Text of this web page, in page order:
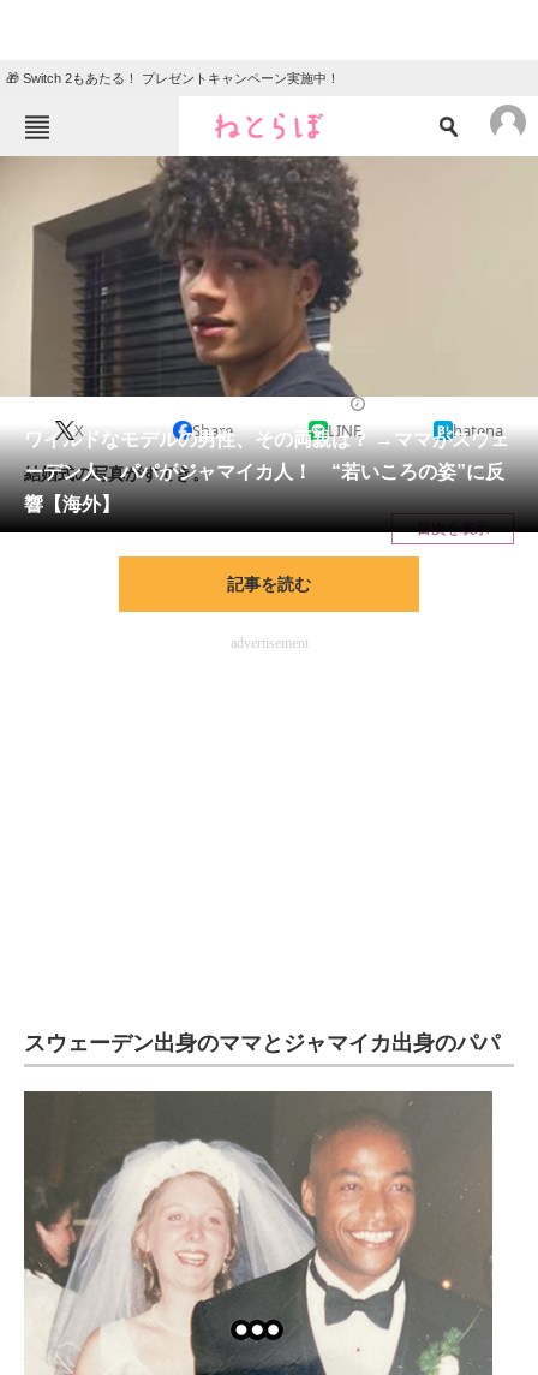
🎁 Switch 2もあたる！ プレゼントキャンペーン実施中！
ねとらぼメニュー
ニュース
クイズ
地域
教育・育児
リサーチ
会員記事
メディア
注目記事を集めた総合ページ
スマホと通信の最新トレンド
ITエンジニア向け専門サイト
IT製品の技術・比較・事例
製造業のIT導入・活用を支援
モノづくり技術者専門サイト
エレクトロニクス専門サイト
電子設計の基本と応用
ワイルドなモデルの男性、その両親は？ →ママがスウェ
ーデン人、パパがジャマイカ人！ “若いころの姿”に反
響【海外】
X Share LINE hatena
結婚式の写真がすてき。
目次を表示
記事を読む
advertisement
スウェーデン出身のママとジャマイカ出身のパパ